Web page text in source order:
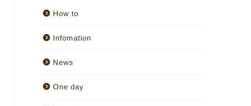
How to
Infomation
News
One day